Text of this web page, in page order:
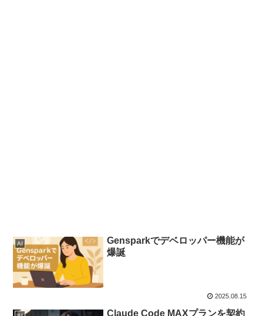
AI
Gensparkでデベロッパー機能が
爆誕
2025.08.15
Claude Code MAXプランを契約